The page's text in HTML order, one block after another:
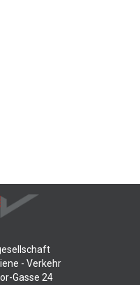
- Verkehr
Gasse 24